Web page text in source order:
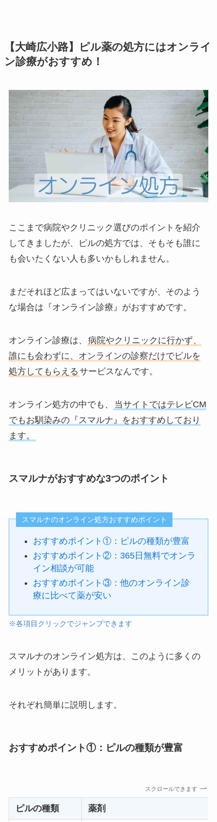
【大崎広小路】ピル薬の処方にはオンライ
ン診療がおすすめ！
ここまで病院やクリニック選びのポイントを紹介
してきましたが、ピルの処方では、そもそも誰に
も会いたくない人も多いかもしれません。
まだそれほど広まってはいないですが、そのよう
な場合は『オンライン診療』がおすすめです。
オンライン診療は、
病院やクリニックに行かず、
誰にも会わずに、オンラインの診察だけでピルを
処方してもらえる サービスなんです。
オンライン処方の中でも、
当サイトではテレビCM
でもお馴染みの『スマルナ』をおすすめしており
ます。
スマルナがおすすめな3つのポイント
スマルナのオンライン処方おすすめポイント
おすすめポイント①：ピルの種類が豊富
おすすめポイント②：365日無料でオンラ
イン相談が可能
おすすめポイント③：他のオンライン診
療に比べて薬が安い
※各項目クリックでジャンプできます
スマルナのオンライン処方は、このように多くの
メリットがあります。
それぞれ簡単に説明します。
おすすめポイント①：ピルの種類が豊富
スクロールできます
ピルの種類 薬剤